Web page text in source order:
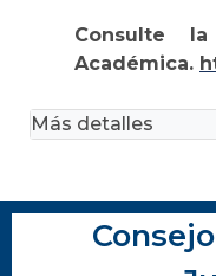
Consulte
Académica.
Más detalles